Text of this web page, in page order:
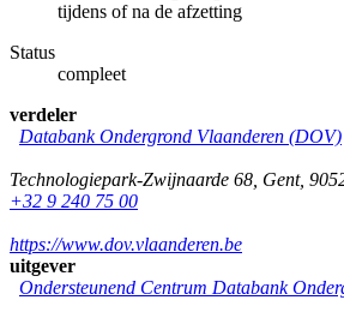
tijdens of na de afzetting
Status
compleet
verdeler
Databank Ondergrond Vlaanderen (DOV)
Technologiepark-Zwijnaarde 68 Gent,
+32 9 240 75 00
https://www.dov.vlaanderen.be
uitgever
Ondersteunend Centrum Databank